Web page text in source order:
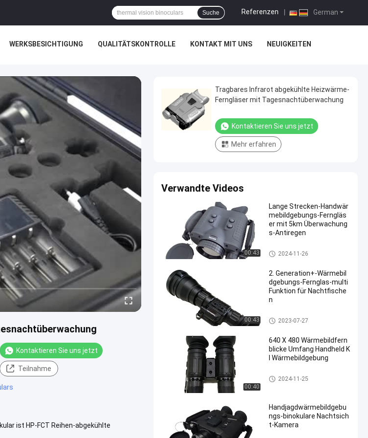
German
Referenzen
Suche
WERKSBESICHTIGUNG QUALITÄTSKONTROLLE KONTAKT MIT UNS NEUIGKEITEN
Kontaktieren Sie uns jetzt
Teilnahme
ist HP-FCT Reihen-abgekühlte
Tragbares Infrarot abgekühlte Heizwärme-
Ferngläser mit Tagesnachtüberwachung
Kontaktieren Sie uns jetzt
Mehr erfahren
Verwandte Videos
00:43
Lange Strecken-Handwär
mebildgebungs-Ferngläs
er mit 5km Überwachung
s-Antiregen
Wärmebildgebungsferngläser
2024-11-26
00:43
2. Generation+-Wärmebil
dgebungs-Fernglas-multi
Funktion für Nachtfische
n
Wärmebildgebungsferngläser
2023-07-27
00:40
640 X 480 Wärmebildfern
blicke Umfang Handheld K
I Wärmebildgebung
Wärmebildgebungsferngläser
2024-11-25
Handjagdwärmebildgebu
ngs-binokulare Nachtsich
t-Kamera